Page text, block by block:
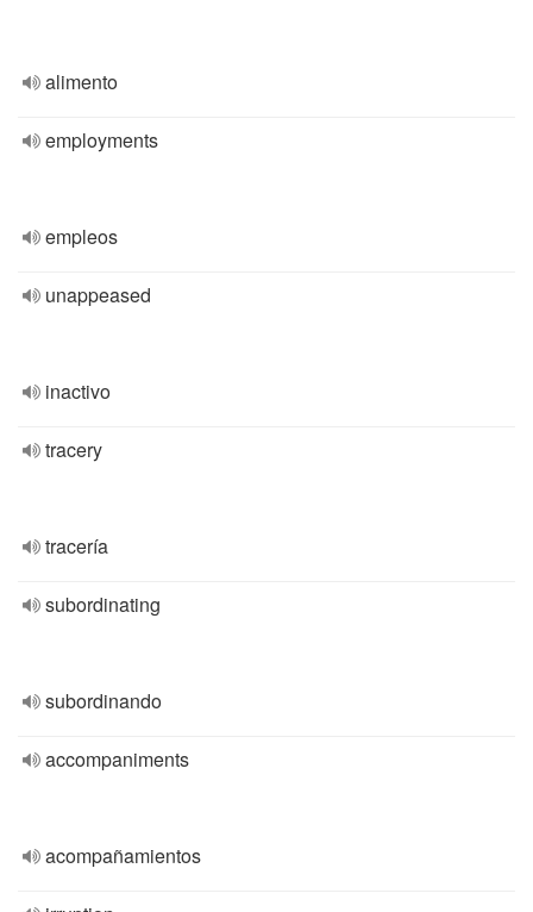
alimento
employments
empleos
unappeased
inactivo
tracery
tracería
subordinating
subordinando
accompaniments
acompañamientos